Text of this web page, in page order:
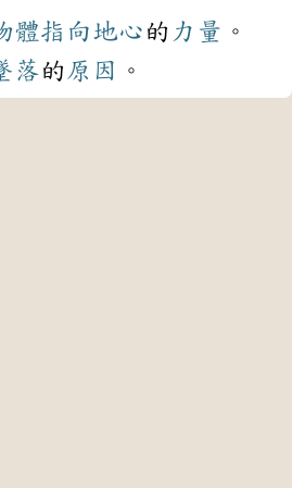
體指向地心 的 力量 。
落的 原因 。